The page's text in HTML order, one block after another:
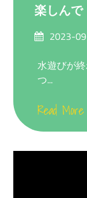
楽しんで
Posted2023-
水遊びが
つ...
Read More